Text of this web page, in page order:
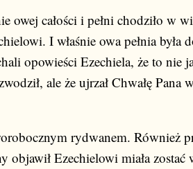
owej całości i pełni chodziło w
I właśnie owa pełnia była
opowieści Ezechiela, że to nie
ale że ujrzał Chwałę Pana
rydwanem. Również
objawił Ezechielowi miała zostać